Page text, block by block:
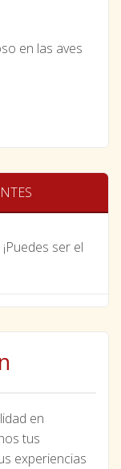
en las aves
ser el
en
tus
experiencias